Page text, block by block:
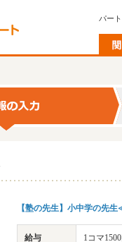
パー
【塾の先生】小中学の先
給与 1コマ